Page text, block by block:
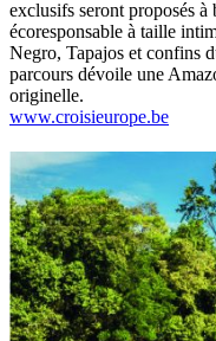
exclusifs seront proposés
écoresponsable à taille
Negro, Tapajos et confins
parcours dévoile une
originelle.
www.croisieurope.be